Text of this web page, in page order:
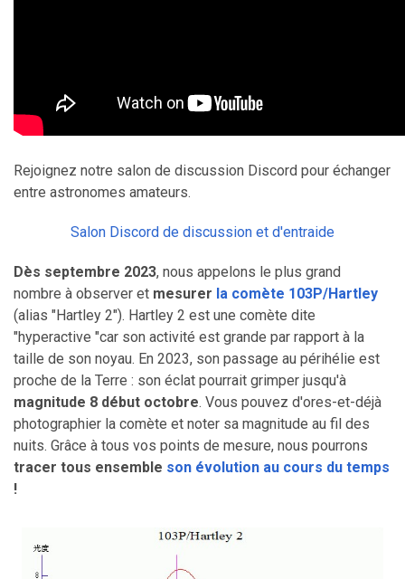
Rejoignez notre salon de discussion Discord pour échanger
entre astronomes amateurs.
Salon Discord de discussion et d'entraide
Dès septembre 2023, nous appelons le plus grand
nombre à observer et mesurer la comète 103P/Hartley
(alias "Hartley 2"). Hartley 2 est une comète dite
"hyperactive "car son activité est grande par rapport à la
taille de son noyau. En 2023, son passage au périhélie est
proche de la Terre : son éclat pourrait grimper jusqu'à
magnitude 8 début octobre. Vous pouvez d'ores-et-déjà
photographier la comète et noter sa magnitude au fil des
nuits. Grâce à tous vos points de mesure, nous pourrons
tracer tous ensemble son évolution au cours du temps
!